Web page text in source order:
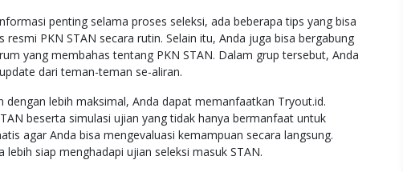
penting selama proses seleksi, ada beberapa tips yang bisa
PKN STAN secara rutin. Selain itu, Anda juga bisa bergabung
yang membahas tentang PKN STAN. Dalam grup tersebut, Anda
dari teman-teman se-aliran.
lebih maksimal, Anda dapat memanfaatkan Tryout.id.
beserta simulasi ujian yang tidak hanya bermanfaat untuk
agar Anda bisa mengevaluasi kemampuan secara langsung.
siap menghadapi ujian seleksi masuk STAN.